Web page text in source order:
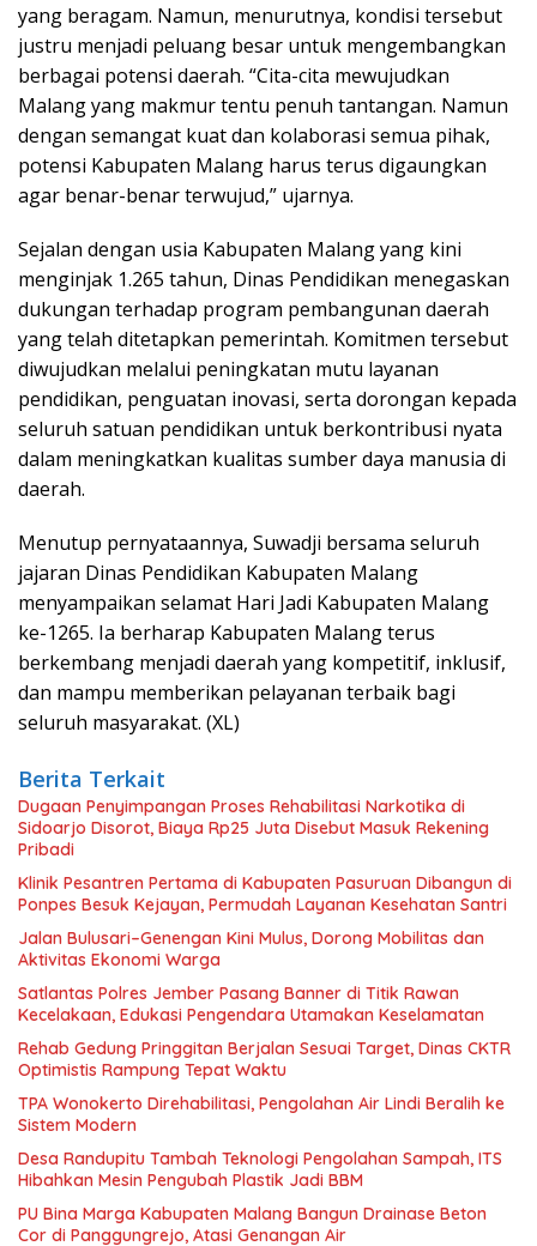
yang beragam. Namun, menurutnya, kondisi tersebut
justru menjadi peluang besar untuk mengembangkan
berbagai potensi daerah. “Cita-cita mewujudkan
Malang yang makmur tentu penuh tantangan. Namun
dengan semangat kuat dan kolaborasi semua pihak,
potensi Kabupaten Malang harus terus digaungkan
agar benar-benar terwujud,” ujarnya.
Sejalan dengan usia Kabupaten Malang yang kini
menginjak 1.265 tahun, Dinas Pendidikan menegaskan
dukungan terhadap program pembangunan daerah
yang telah ditetapkan pemerintah. Komitmen tersebut
diwujudkan melalui peningkatan mutu layanan
pendidikan, penguatan inovasi, serta dorongan kepada
seluruh satuan pendidikan untuk berkontribusi nyata
dalam meningkatkan kualitas sumber daya manusia di
daerah.
Menutup pernyataannya, Suwadji bersama seluruh
jajaran Dinas Pendidikan Kabupaten Malang
menyampaikan selamat Hari Jadi Kabupaten Malang
ke-1265. Ia berharap Kabupaten Malang terus
berkembang menjadi daerah yang kompetitif, inklusif,
dan mampu memberikan pelayanan terbaik bagi
seluruh masyarakat. (XL)
Berita Terkait
Dugaan Penyimpangan Proses Rehabilitasi Narkotika di
Sidoarjo Disorot, Biaya Rp25 Juta Disebut Masuk Rekening
Pribadi
Klinik Pesantren Pertama di Kabupaten Pasuruan Dibangun di
Ponpes Besuk Kejayan, Permudah Layanan Kesehatan Santri
Jalan Bulusari–Genengan Kini Mulus, Dorong Mobilitas dan
Aktivitas Ekonomi Warga
Satlantas Polres Jember Pasang Banner di Titik Rawan
Kecelakaan, Edukasi Pengendara Utamakan Keselamatan
Rehab Gedung Pringgitan Berjalan Sesuai Target, Dinas CKTR
Optimistis Rampung Tepat Waktu
TPA Wonokerto Direhabilitasi, Pengolahan Air Lindi Beralih ke
Sistem Modern
Desa Randupitu Tambah Teknologi Pengolahan Sampah, ITS
Hibahkan Mesin Pengubah Plastik Jadi BBM
PU Bina Marga Kabupaten Malang Bangun Drainase Beton
Cor di Panggungrejo, Atasi Genangan Air